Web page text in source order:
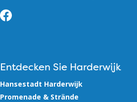
Facebook
Entdecken Sie Harderwijk
Hansestadt Harderwijk
Promenade & Strände